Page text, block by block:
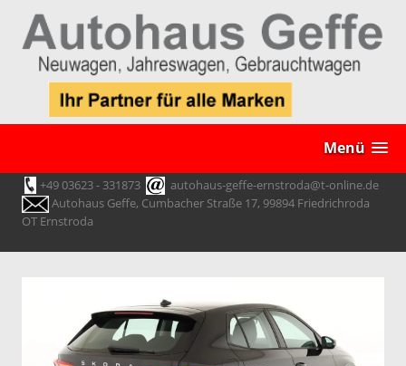
Menü
+49 03623 - 331873
autohaus-geffe-ernstroda@t-online.de
Autohaus Geffe, Cumbacher Straße 17, 99894 Friedrichroda
OT Ernstroda